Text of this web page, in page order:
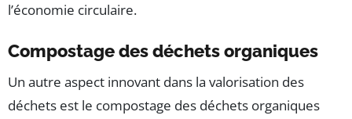
l’économie circulaire.
Compostage des déchets organiques
Un autre aspect innovant dans la valorisation des
déchets est le compostage des déchets organiques